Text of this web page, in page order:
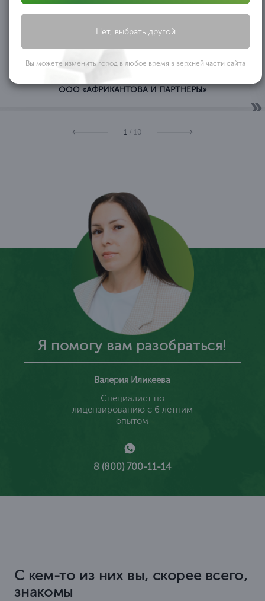
«АФРИКАНТОВА И ПАРТНЕРЫ» ООО «АФРИКАНТОВА И
ПАРТНЕРЫ» в лице директора Африкантовой Александры
Ивановны, действующей на основании Устава, выражает
благодарность ООО ОБРАЗОВАТЕЛЬНЫЙ ЦЕНТР
«ПРОФЕССИОНАЛ» за оказанную помощь...
ООО «АФРИКАНТОВА И ПАРТНЕРЫ»
1 / 10
Я помогу вам разобраться!
Валерия Иликеева
Специалист по
лицензированию с 6 летним
опытом
8 (800) 700-11-14
С кем-то из них вы, скорее всего,
знакомы
Нет, выбрать другой
Вы можете изменить город в любое время в верхней части сайта